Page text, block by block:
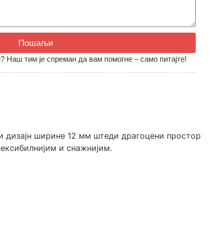
Пошаљи
тим је спреман да вам помогне – само питајте!
ширине 12 мм штеди драгоцени простор
и снажнијим.